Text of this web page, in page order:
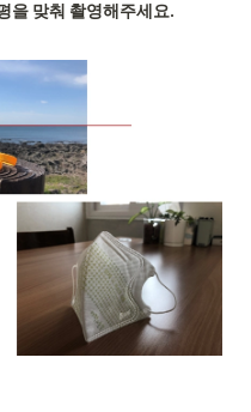
을 맞춰 촬영해주세요.